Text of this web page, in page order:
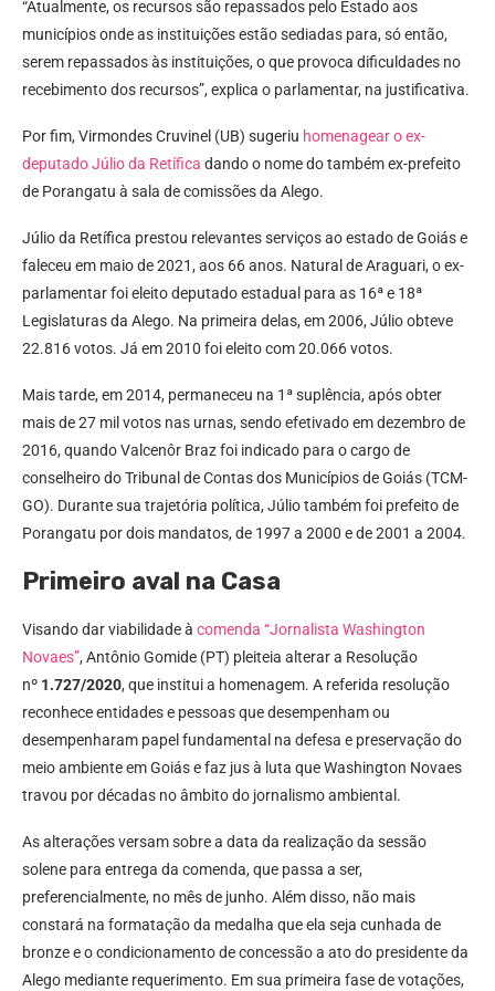
“Atualmente, os recursos são repassados pelo Estado aos
municípios onde as instituições estão sediadas para, só então,
serem repassados às instituições, o que provoca dificuldades no
recebimento dos recursos”, explica o parlamentar, na justificativa.
Por fim, Virmondes Cruvinel (UB) sugeriu homenagear o ex-
deputado Júlio da Retífica dando o nome do também ex-prefeito
de Porangatu à sala de comissões da Alego.
Júlio da Retífica prestou relevantes serviços ao estado de Goiás e
faleceu em maio de 2021, aos 66 anos. Natural de Araguari, o ex-
parlamentar foi eleito deputado estadual para as 16ª e 18ª
Legislaturas da Alego. Na primeira delas, em 2006, Júlio obteve
22.816 votos. Já em 2010 foi eleito com 20.066 votos.
Mais tarde, em 2014, permaneceu na 1ª suplência, após obter
mais de 27 mil votos nas urnas, sendo efetivado em dezembro de
2016, quando Valcenôr Braz foi indicado para o cargo de
conselheiro do Tribunal de Contas dos Municípios de Goiás (TCM-
GO). Durante sua trajetória política, Júlio também foi prefeito de
Porangatu por dois mandatos, de 1997 a 2000 e de 2001 a 2004.
Primeiro aval na Casa
Visando dar viabilidade à comenda “Jornalista Washington
Novaes”, Antônio Gomide (PT) pleiteia alterar a Resolução
nº 1.727/2020, que institui a homenagem. A referida resolução
reconhece entidades e pessoas que desempenham ou
desempenharam papel fundamental na defesa e preservação do
meio ambiente em Goiás e faz jus à luta que Washington Novaes
travou por décadas no âmbito do jornalismo ambiental.
As alterações versam sobre a data da realização da sessão
solene para entrega da comenda, que passa a ser,
preferencialmente, no mês de junho. Além disso, não mais
constará na formatação da medalha que ela seja cunhada de
bronze e o condicionamento de concessão a ato do presidente da
Alego mediante requerimento. Em sua primeira fase de votações,